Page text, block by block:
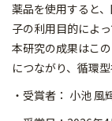
薬品を使用すると
子の利用目的によ
本研究の成果はこ
につながり、循環
・受賞者： 小池 風